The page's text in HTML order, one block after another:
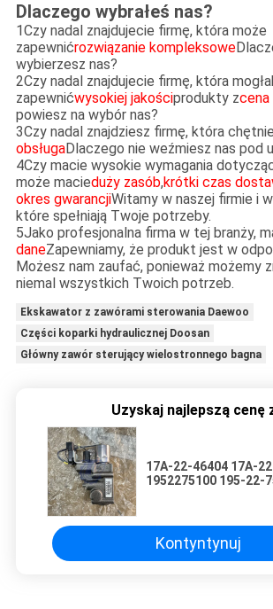
Dlaczego wybrałeś nas?
1Czy nadal znajdujecie firmę, która może
zapewnićrozwiązanie kompleksowe
wybierzesz nas?
2Czy nadal znajdujecie firmę, która
zapewnićwysokiej jakościprodukty zcena
powiesz na wybór nas?
3Czy nadal znajdziesz firmę, która
obsługaDlaczego nie weźmiesz nas pod
4Czy macie wysokie wymagania
może macieduży zasób,krótki czas
okres gwarancjiWitamy w naszej firmie i
które spełniają Twoje potrzeby.
5Jako profesjonalna firma w tej branży,
daneZapewniamy, że produkt jest w
Możesz nam zaufać, ponieważ możemy
niemal wszystkich Twoich potrzeb.
Ekskawator z zawórami sterowania Daewoo
Części koparki hydraulicznej Doosan
Główny zawór sterujący wielostronnego bagna
Uzyskaj najlepszą cenę
17A-22-46404 17A-
1952275100 195-22-
BULLDOZERY
HIDRAULICZNE ECMV
STERING
Kontyntynuj